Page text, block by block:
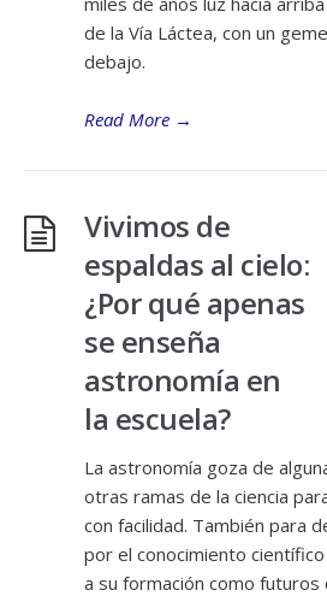
de la Vía Láctea, con un
debajo.
Read More →
Vivimos de
espaldas al cielo:
¿Por qué apenas
se enseña
astronomía en
la escuela?
La astronomía goza de
otras ramas de la ciencia
con facilidad. También para
por el conocimiento
a su formación como futuros